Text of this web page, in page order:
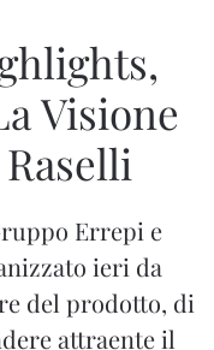
Visione
Errepi e
ieri da
del prodotto, di
attraente il